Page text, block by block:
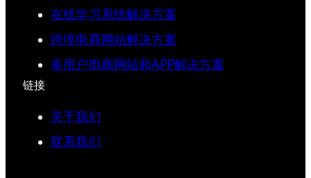
在线学习系统解决方案
跨境电商网站解决方案
多用户电商网站和APP解决方案
链接
关于我们
联系我们